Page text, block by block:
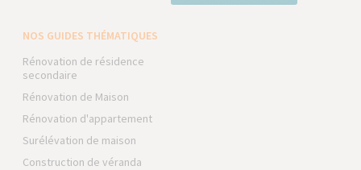
NOS GUIDES THÉMATIQUES
Rénovation de résidence
secondaire
Rénovation de Maison
Rénovation d'appartement
Surélévation de maison
Construction de véranda